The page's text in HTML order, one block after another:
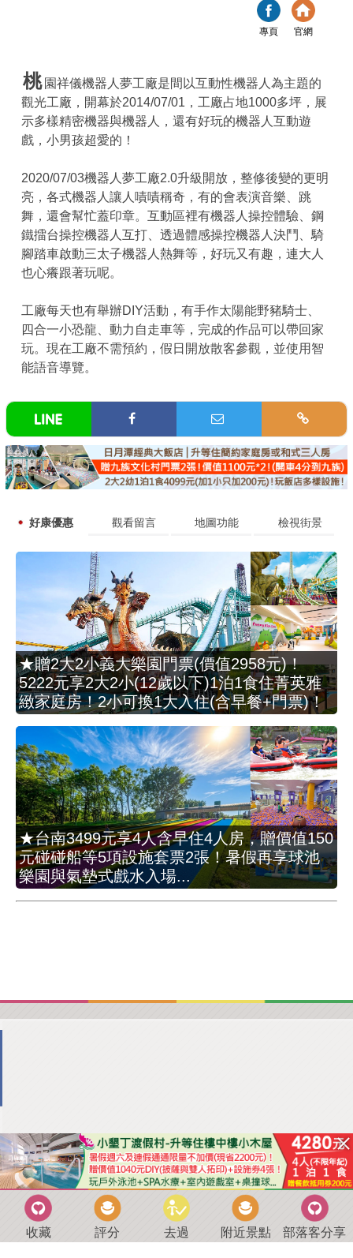
專頁 官網
桃 園祥儀機器人夢工廠是間以互動性機器人為主題的
觀光工廠，開幕於2014/07/01，工廠占地1000多坪，展
示多樣精密機器與機器人，還有好玩的機器人互動遊
戲，小男孩超愛的！
2020/07/03機器人夢工廠2.0升級開放，整修後變的更明
亮，各式機器人讓人嘖嘖稱奇，有的會表演音樂、跳
舞，還會幫忙蓋印章。互動區裡有機器人操控體驗、鋼
鐵擂台操控機器人互打、透過體感操控機器人決鬥、騎
腳踏車啟動三太子機器人熱舞等，好玩又有趣，連大人
也心癢跟著玩呢。
工廠每天也有舉辦DIY活動，有手作太陽能野豬騎士、
四合一小恐龍、動力自走車等，完成的作品可以帶回家
玩。現在工廠不需預約，假日開放散客參觀，並使用智
能語音導覽。
好康優惠 觀看留言 地圖功能 檢視街景
★贈2大2小義大樂園門票(價值2958元)！
5222元享2大2小(12歲以下)1泊1食住菁英雅
緻家庭房！2小可換1大入住(含早餐+門票)！
★台南3499元享4人含早住4人房，贈價值150
元碰碰船等5項設施套票2張！暑假再享球池
樂園與氣墊式戲水入場...
收藏 評分 去過 附近景點 部落客分享